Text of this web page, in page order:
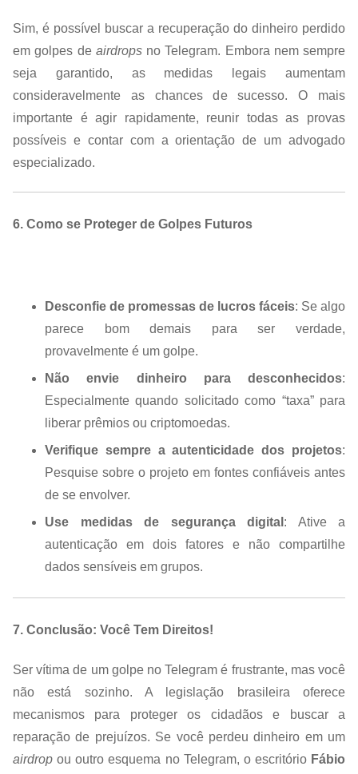
Sim, é possível buscar a recuperação do dinheiro perdido
em golpes de airdropsno Telegram. Embora nem sempre
seja garantido, as medidas legais aumentam
consideravelmente as chances de sucesso. O mais
importante é agir rapidamente, reunir todas as provas
possíveis e contar com a orientação de um advogado
especializado.
6. Como se Proteger de Golpes Futuros
Desconfie de promessas de lucros fáceis: Se algo
parece bom demais para ser verdade,
provavelmente é um golpe.
Não envie dinheiro para desconhecidos:
Especialmente quando solicitado como “taxa” para
liberar prêmios ou criptomoedas.
Verifique sempre a autenticidade dos projetos:
Pesquise sobre o projeto em fontes confiáveis antes
de se envolver.
Use medidas de segurança digital : Ative a
autenticação em dois fatores e não compartilhe
dados sensíveis em grupos.
7. Conclusão: Você Tem Direitos!
Ser vítima de um golpe no Telegram é frustrante, mas você
não está sozinho. A legislação brasileira oferece
mecanismos para proteger os cidadãos e buscar a
reparação de prejuízos. Se você perdeu dinheiro em um
airdrop ou outro esquema no Telegram, o escritório Fábio